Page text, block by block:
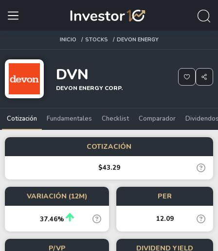
INICIO STOCKS DEVON ENERGY
DVN
DEVON ENERGY CORP.
Cotización Fundamentales Checklist Comparador
COTIZACIÓN
$43.29
VARIACIÓN (12M)
37.46%
PER
12.09
P/VP DIVIDEND YIELD